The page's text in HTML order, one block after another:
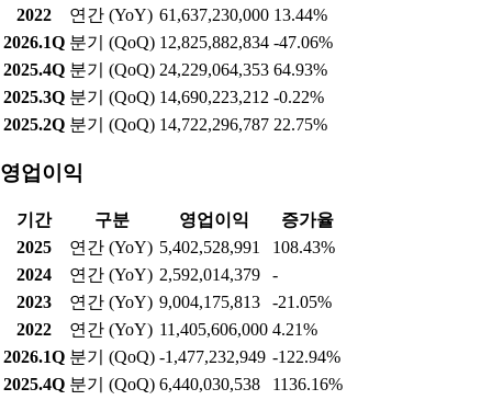
2022
연간 (YoY) 61,637,230,000 13.44%
2026.1Q 분기 (QoQ) 12,825,882,834 -47.06%
2025.4Q 분기 (QoQ) 24,229,064,353 64.93%
2025.3Q 분기 (QoQ) 14,690,223,212 -0.22%
2025.2Q 분기 (QoQ) 14,722,296,787 22.75%
영업이익
기간 구분 영업이익
증가율
2025
연간 (YoY) 5,402,528,991
108.43%
2024
연간 (YoY) 2,592,014,379
-
2023
연간 (YoY) 9,004,175,813
-21.05%
2022
연간 (YoY) 11,405,606,000 4.21%
2026.1Q 분기 (QoQ) -1,477,232,949 -122.94%
2025.4Q 분기 (QoQ) 6,440,030,538
1136.16%